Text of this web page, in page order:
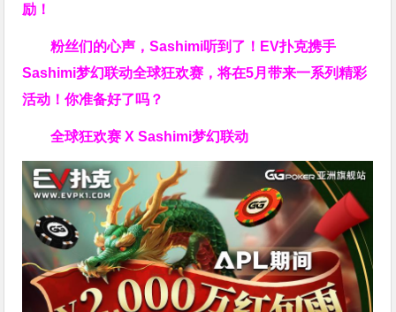
励！
粉丝们的心声，Sashimi听到了！EV扑克携手
Sashimi梦幻联动全球狂欢赛，将在5月带来一系列精彩
活动！你准备好了吗？
全球狂欢赛 X Sashimi梦幻联动